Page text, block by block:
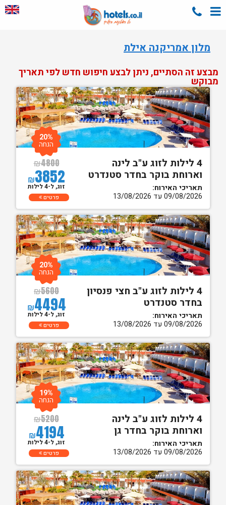
מלון אמריקנה אילת
מבצע זה הסתיים, ניתן לבצע חיפוש חדש לפי תאריך
מבוקש
4 לילות לזוג ע"ב לינה
וארוחת בוקר בחדר סטנדרט
תאריכי האירוח:
09/08/2026 עד 13/08/2026
₪4800
₪3852
20%
הנחה
זוג, ל-4 לילות
פרטים
4 לילות לזוג ע"ב חצי פנסיון
בחדר סטנדרט
תאריכי האירוח:
09/08/2026 עד 13/08/2026
₪5600
₪4494
20%
הנחה
זוג, ל-4 לילות
פרטים
4 לילות לזוג ע"ב לינה
וארוחת בוקר בחדר גן
תאריכי האירוח:
09/08/2026 עד 13/08/2026
₪5200
₪4194
19%
הנחה
זוג, ל-4 לילות
פרטים